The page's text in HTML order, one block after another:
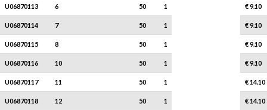
U06870113 6 50 1 € 9.10
U06870114 7 50 1 € 9.10
U06870115 8 50 1 € 9.10
U06870116 10 50 1 € 9.10
U06870117 11 50 1 € 14.10
U06870118 12 50 1 € 14.10